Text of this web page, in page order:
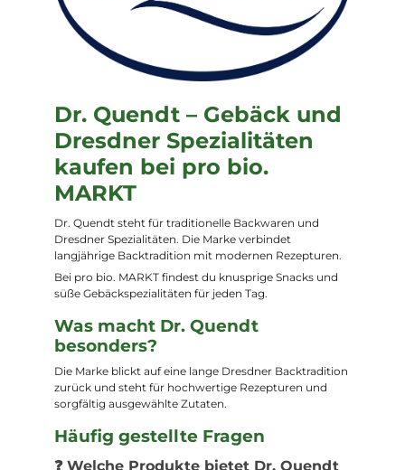
Dr. Quendt – Gebäck und
Dresdner Spezialitäten
kaufen bei pro bio.
MARKT
Dr. Quendt steht für traditionelle Backwaren und
Dresdner Spezialitäten. Die Marke verbindet
langjährige Backtradition mit modernen Rezepturen.
Bei pro bio. MARKT findest du knusprige Snacks und
süße Gebäckspezialitäten für jeden Tag.
Was macht Dr. Quendt
besonders?
Die Marke blickt auf eine lange Dresdner Backtradition
zurück und steht für hochwertige Rezepturen und
sorgfältig ausgewählte Zutaten.
Häufig gestellte Fragen
❓ Welche Produkte bietet Dr. Quendt